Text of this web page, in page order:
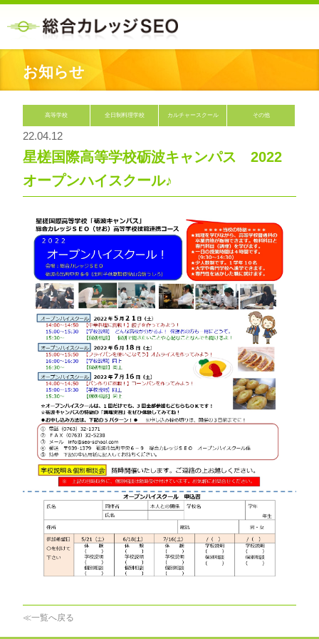
お知らせ
高等学校 全日制料理学校 カルチャースクール その他
22.04.12
星槎国際高等学校砺波キャンパス 2022
オープンハイスクール♪
≪一覧へ戻る